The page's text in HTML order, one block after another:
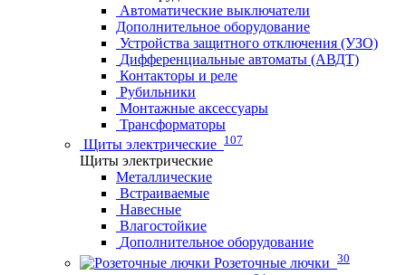
Автоматические выключатели
Дополнительное оборудование
Устройства защитного отключения (УЗО)
Дифференциальные автоматы (АВДТ)
Контакторы и реле
Рубильники
Монтажные аксессуары
Трансформаторы
Щиты электрические 107
Щиты электрические
Металлические
Встраиваемые
Навесные
Влагостойкие
Дополнительное оборудование
Розеточные лючки 30